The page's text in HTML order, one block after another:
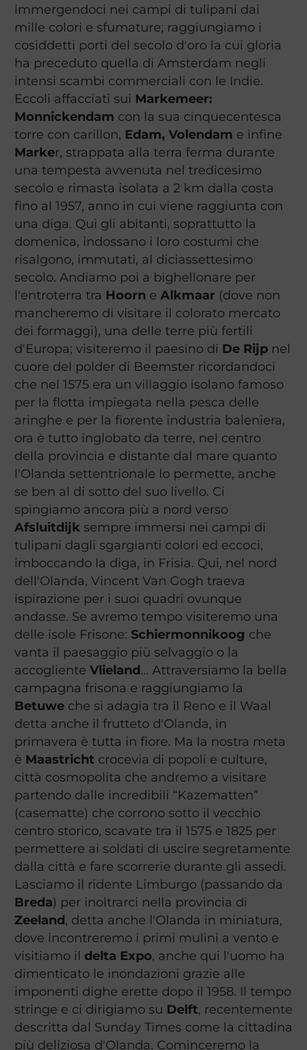
immergendoci nei campi di tulipani dai
mille colori e sfumature; raggiungiamo i
cosiddetti porti del secolo d'oro la cui gloria
ha preceduto quella di Amsterdam negli
intensi scambi commerciali con le Indie.
Eccoli affacciati sui Markemeer:
Monnickendam con la sua cinquecentesca
torre con carillon, Edam, Volendam e infine
Marker, strappata alla terra ferma durante
una tempesta avvenuta nel tredicesimo
secolo e rimasta isolata a 2 km dalla costa
fino al 1957, anno in cui viene raggiunta con
una diga. Qui gli abitanti, soprattutto la
domenica, indossano i loro costumi che
risalgono, immutati, al diciassettesimo
secolo. Andiamo poi a bighellonare per
l'entroterra tra Hoorn e Alkmaar (dove non
mancheremo di visitare il colorato mercato
dei formaggi), una delle terre più fertili
d'Europa; visiteremo il paesino di De Rijpnel
cuore del polder di Beemster ricordandoci
che nel 1575 era un villaggio isolano famoso
per la flotta impiegata nella pesca delle
aringhe e per la fiorente industria baleniera,
ora è tutto inglobato da terre, nel centro
della provincia e distante dal mare quanto
l'Olanda settentrionale lo permette, anche
se ben al di sotto del suo livello. Ci
spingiamo ancora più a nord verso
Afsluitdijk sempre immersi nei campi di
tulipani dagli sgargianti colori ed eccoci,
imboccando la diga, in Frisia. Qui, nel nord
dell'Olanda, Vincent Van Gogh traeva
ispirazione per i suoi quadri ovunque
andasse. Se avremo tempo visiteremo una
delle isole Frisone: Schiermonnikoog che
vanta il paesaggio più selvaggio o la
accogliente Vlieland... Attraversiamo la bella
campagna frisona e raggiungiamo la
Betuweche si adagia tra il Reno e il Waal
detta anche il frutteto d'Olanda, in
primavera è tutta in fiore. Ma la nostra meta
è Maastricht crocevia di popoli e culture,
città cosmopolita che andremo a visitare
partendo dalle incredibili “Kazematten”
(casematte) che corrono sotto il vecchio
centro storico, scavate tra il 1575 e 1825 per
permettere ai soldati di uscire segretamente
dalla città e fare scorrerie durante gli assedi.
Lasciamo il ridente Limburgo (passando da
Breda) per inoltrarci nella provincia di
Zeeland, detta anche l'Olanda in miniatura,
dove incontreremo i primi mulini a vento e
visitiamo il delta Expo, anche qui l'uomo ha
dimenticato le inondazioni grazie alle
imponenti dighe erette dopo il 1958. Il tempo
stringe e ci dirigiamo su Delft, recentemente
descritta dal Sunday Times come la cittadina
più deliziosa d'Olanda. Cominceremo la